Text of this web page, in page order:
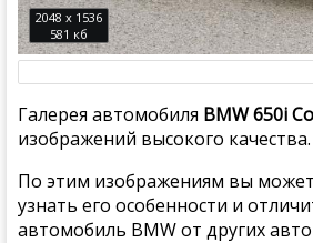
2048 x 1536
581 кб
Галерея автомобиля BMW 650i
изображений высокого качества.
По этим изображениям вы
узнать его особенности и
автомобиль BMW от других